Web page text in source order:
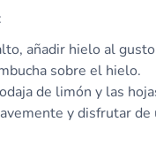
añadir hielo al
sobre el hielo.
de limón y las
y disfrutar